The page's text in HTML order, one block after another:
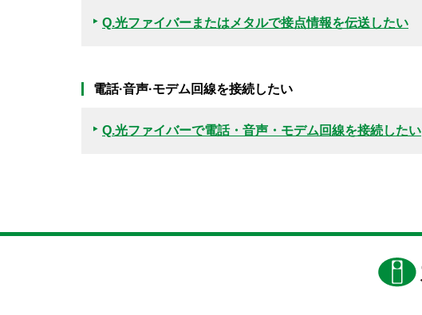
Q.光ファイバーまたはメタルで接点情報を伝送したい
電話·音声·モデム回線を接続したい
Q.光ファイバーで電話・音声・モデム回線を接続したい